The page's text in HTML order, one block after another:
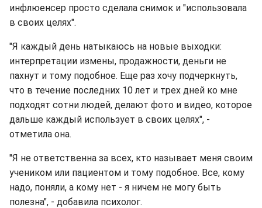
инфлюенсер просто сделала снимок и "использовала
в своих целях".
"Я каждый день натыкаюсь на новые выходки:
интерпретации измены, продажности, деньги не
пахнут и тому подобное. Еще раз хочу подчеркнуть,
что в течение последних 10 лет и трех дней ко мне
подходят сотни людей, делают фото и видео, которое
дальше каждый использует в своих целях", -
отметила она.
"Я не ответственна за всех, кто называет меня своим
учеником или пациентом и тому подобное. Все, кому
надо, поняли, а кому нет - я ничем не могу быть
полезна", - добавила психолог.